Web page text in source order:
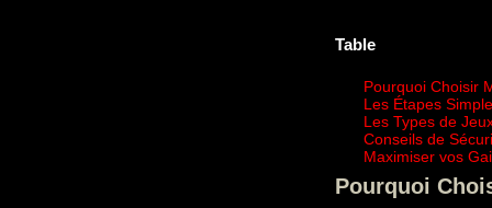
Table
Pourquoi Choisir
Les Étapes
Les Types de
Conseils de
Maximiser vos
Pourquoi